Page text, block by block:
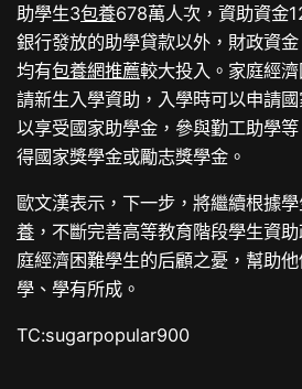
助學生3包養678萬人次，資助資金
銀行發放的助學貸款以外，財政資
均有包養網推薦較大投入。家庭經
請新生入學資助，入學時可以申請
以享受國家助學金，參與勤工助學
得國家獎學金或勵志獎學金。
歐文漢表示，下一步，將繼續根據
養 ，不斷完善高等教育階段學生資
庭經濟困難學生的后顧之憂，幫助
學、學有所成。
TC:sugarpopular900